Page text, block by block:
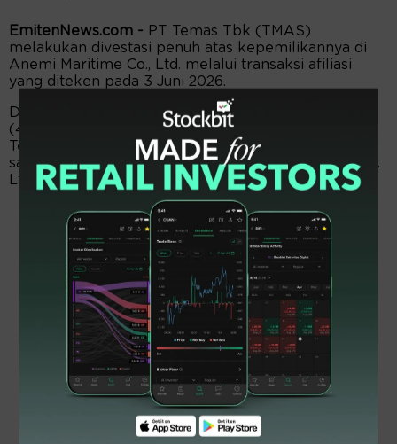
EmitenNews.com - PT Temas Tbk (TMAS)
melakukan divestasi penuh atas kepemilikannya di
Anemi Maritime Co., Ltd. melalui transaksi afiliasi
yang diteken pada 3 Juni 2026.
Dikutip dari keterbukaan informasi perseroan, Rabu
(4/6/2026), perseroan bersama anak usahanya PT
Temas Shipping sepakat menjual 100% kepemilikan
saham di Anemi Maritime Co., Ltd. kepada Keinz Pte.
Ltd.